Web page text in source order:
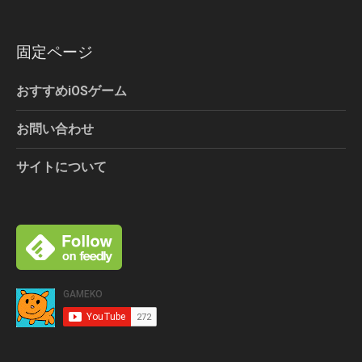
固定ページ
おすすめiOSゲーム
お問い合わせ
サイトについて